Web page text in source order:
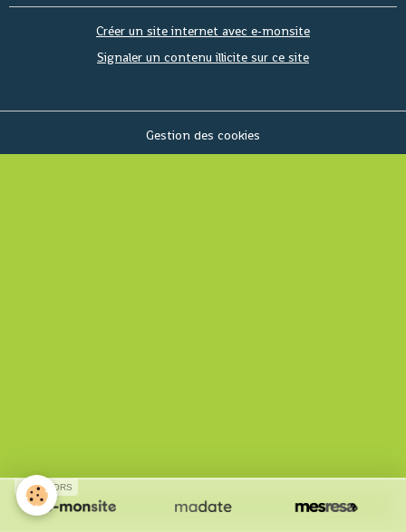
Créer un site internet avec e-monsite
Signaler un contenu illicite sur ce site
Gestion des cookies
SPONSORS